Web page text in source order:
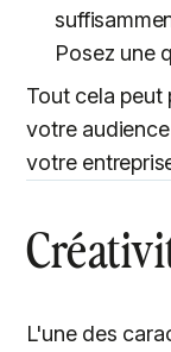
Posez une
Tout cela peut
votre
votre
L'une des